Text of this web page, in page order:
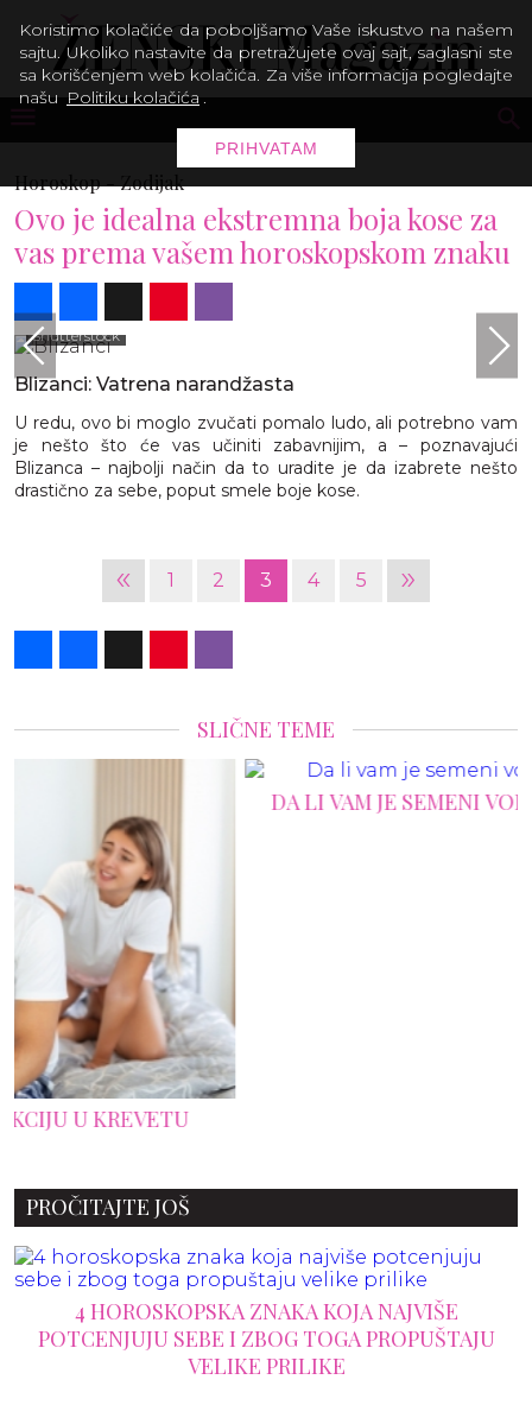
Horoskop -Zodijak
Ovo je idealna ekstremna boja kose za
vas prema vašem horoskopskom znaku
Shutterstock
Blizanci: Vatrena narandžasta
U redu, ovo bi moglo zvučati pomalo ludo, ali potrebno vam
je nešto što će vas učiniti zabavnijim, a – poznavajući
Blizanca – najbolji način da to uradite je da izabrete nešto
drastično za sebe, poput smele boje kose.
« 1 2 3 4 5 »
SLIČNE TEME
DA LI VAM JE SEMENI VOLUMEN NORMALAN?
PROČITAJTE JOŠ
4 HOROSKOPSKA ZNAKA KOJA NAJVIŠE
POTCENJUJU SEBE I ZBOG TOGA PROPUŠTAJU
VELIKE PRILIKE
Koristimo kolačiće da poboljšamo Vaše iskustvo na našem
sajtu. Ukoliko nastavite da pretražujete ovaj sajt, saglasni ste
sa korišćenjem web kolačića. Za više informacija pogledajte
našu Politiku kolačića .
PRIHVATAM